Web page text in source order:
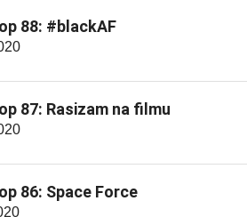
88: #blackAF
87: Rasizam na filmu
86: Space Force